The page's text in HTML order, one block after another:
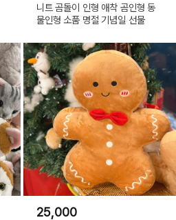
니트 곰돌이 인형 애착 곰인형 동
물인형 소품 명절 기념일 선물
25,000